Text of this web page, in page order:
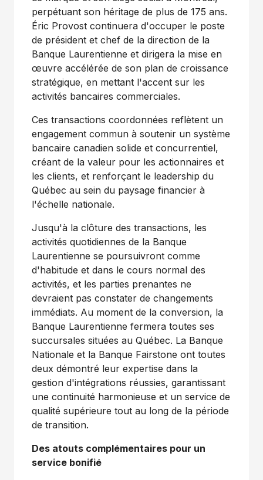
perpétuant son héritage de plus de 175 ans.
Éric Provost continuera d'occuper le poste
de président et chef de la direction de la
Banque Laurentienne et dirigera la mise en
œuvre accélérée de son plan de croissance
stratégique, en mettant l'accent sur les
activités bancaires commerciales.
Ces transactions coordonnées reflètent un
engagement commun à soutenir un système
bancaire canadien solide et concurrentiel,
créant de la valeur pour les actionnaires et
les clients, et renforçant le leadership du
Québec au sein du paysage financier à
l'échelle nationale.
Jusqu'à la clôture des transactions, les
activités quotidiennes de la Banque
Laurentienne se poursuivront comme
d'habitude et dans le cours normal des
activités, et les parties prenantes ne
devraient pas constater de changements
immédiats. Au moment de la conversion, la
Banque Laurentienne fermera toutes ses
succursales situées au Québec. La Banque
Nationale et la Banque Fairstone ont toutes
deux démontré leur expertise dans la
gestion d'intégrations réussies, garantissant
une continuité harmonieuse et un service de
qualité supérieure tout au long de la période
de transition.
Des atouts complémentaires pour un
service bonifié